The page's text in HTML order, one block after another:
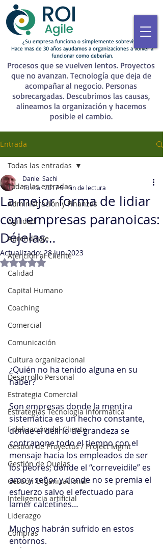
¿Su empresa funciona o simplemente sobrevive?
Hace mas de 30 años ayudamos a organizaciones a volver a
funcionar como deberían.
Procesos que se vuelven lentos. Proyectos
que no avanzan. Tecnología que deja de
acompañar al negocio. Personas
sobrecargadas. Descubrimos las causas,
alineamos la organización y hacemos
posible el cambio.
Entrada
Todas las entradas
Administración y Finanzas
Agilidad
Aprendizaje
Atención al Cliente
Calidad
Capital Humano
Coaching
Comercial
Comunicación
Cultura organizacional
Desarrollo Personal
Estrategia Comercial
Estrategias Tecnología Informática
Fidelización del Cliente
Gestión de Proyectos / Project Mgmt
Gestión de Quejas
Gestión Organizacional
Inteligencia artificial
Liderazgo
Compras
Todas las entradas
La mejor forma de lidiar
con empresas paranoicas:
Déjelas…
Daniel Sachi
13 mar 20175 min de lectura
Actualizado:28 jun 2023
Obtuvo NaN de 5 estrellas.
¿Quién no ha tenido alguna en su
haber?
Son empresas donde la mentira
sistemática es un hecho constante,
donde el delirio de grandeza se
contrapone todo el tiempo con el
mensaje hacia los empleados de ser
los peores, donde el “correveidile” es
amo y señor y donde no se premia el
esfuerzo salvo el efectuado para
lamer calcetines…
Muchos habrán sufrido en estos
entornos.